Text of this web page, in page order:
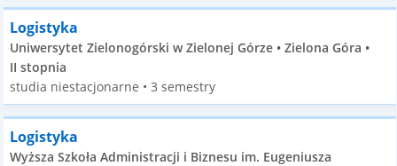
Logistyka
Uniwersytet Zielonogórski w Zielonej Górze • Zielona Góra •
II stopnia
studia niestacjonarne • 3 semestry
Logistyka
Wyższa Szkoła Administracji i Biznesu im. Eugeniusza